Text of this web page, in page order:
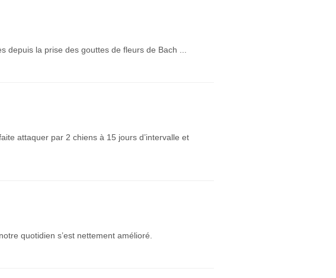
la prise des gouttes de fleurs de Bach ...
attaquer par 2 chiens à 15 jours d’intervalle et
quotidien s’est nettement amélioré.